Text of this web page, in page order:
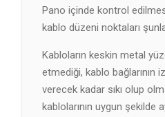
Pano içinde kontrol
kablo düzeni noktaları
Kabloların keskin metal
etmediği, kablo bağlarının
verecek kadar sıkı olup
kablolarının uygun şekilde